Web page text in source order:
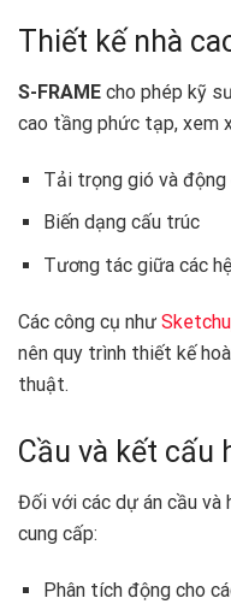
Thiết kế nhà
S-FRAME cho phép kỹ
cao tầng phức tạp, xem
Tải trọng gió và
Biến dạng cấu trúc
Tương tác giữa các
Các công cụ như
nên quy trình thiết kế
thuật. ️
Cầu và kết cấu
Đối với các dự án cầu và
cung cấp:
Phân tích động cho